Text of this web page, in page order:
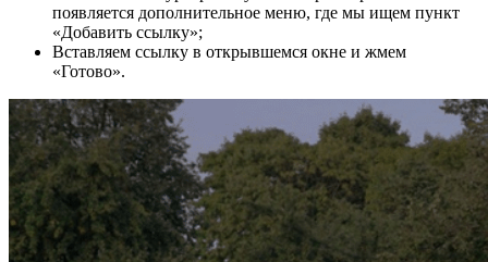
появляется дополнительное меню, где мы ищем пункт
«Добавить ссылку»;
Вставляем ссылку в открывшемся окне и жмем
«Готово».